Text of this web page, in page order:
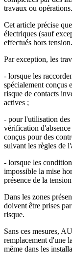
travaux ou opérations.
Cet article précise
électriques (sauf
effectués hors tension.
Par exception, les
- lorsque les
spécialement conçus
risque de contacts
actives ;
- pour l'utilisation des
vérification
conçus pour des
suivant les règles de
- lorsque les
impossible la mise
présence de la
Dans les zones
doivent être prises
risque.
Sans ces mesures,
remplacement d'une
même dans les